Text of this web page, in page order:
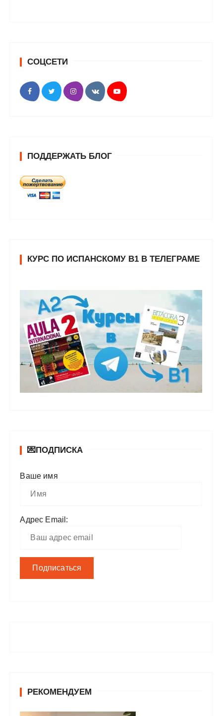
СОЦСЕТИ
ПОДДЕРЖАТЬ БЛОГ
КУРС ПО ИСПАНСКОМУ В1 В ТЕЛЕГРАМЕ
💌ПОДПИСКА
Ваше имя
Адрес Email:
РЕКОМЕНДУЕМ